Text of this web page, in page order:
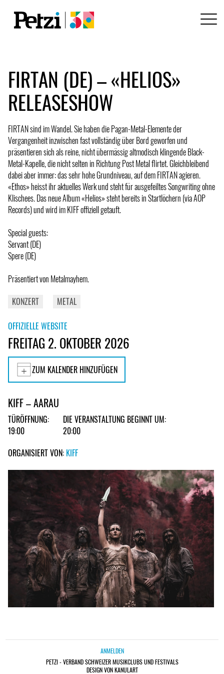
FIRTAN (DE) – «HELIOS»
RELEASESHOW
FIRTAN sind im Wandel. Sie haben die Pagan-Metal-Elemente der
Vergangenheit inzwischen fast vollständig über Bord geworfen und
präsentieren sich als reine, nicht übermässig altmodisch klingende Black-
Metal-Kapelle, die nicht selten in Richtung Post Metal flirtet. Gleichbleibend
dabei aber immer: das sehr hohe Grundniveau, auf dem FIRTAN agieren.
«Ethos» heisst ihr aktuelles Werk und steht für ausgefeiltes Songwriting ohne
Klischees. Das neue Album «Helios» steht bereits in Startlöchern (via AOP
Records) und wird im KIFF offiziell getauft.
Special guests:
Servant (DE)
Spere (DE)
Präsentiert von Metalmayhem.
KONZERT
METAL
OFFIZIELLE WEBSITE
FREITAG 2. OKTOBER 2026
ZUM KALENDER HINZUFÜGEN
KIFF – AARAU
TÜRÖFFNUNG:
19:00
DIE VERANSTALTUNG BEGINNT UM:
20:00
ORGANISIERT VON: KIFF
ANMELDEN
PETZI - VERBAND SCHWEIZER MUSIKCLUBS UND FESTIVALS
DESIGN VON KANULART